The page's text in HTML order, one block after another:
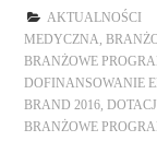
AKTUALNOŚCI
MEDYCZNA
BRANŻOWE
DOFINANSOWANIE
BRAND 2016
BRANŻOWE